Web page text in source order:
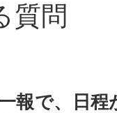
質問
報で、日程